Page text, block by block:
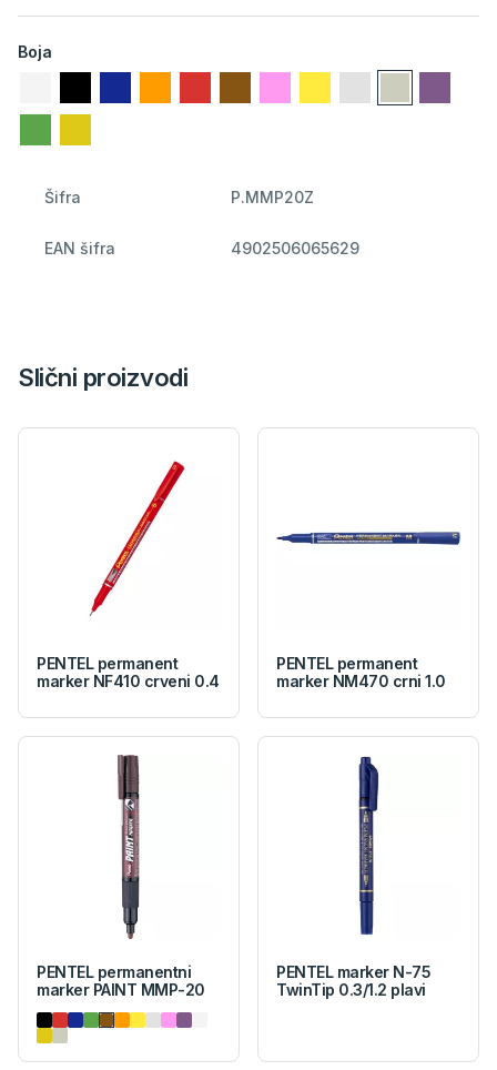
Boja
Šifra P.MMP20Z
EAN šifra 4902506065629
Slični proizvodi
PENTEL permanent
marker NF410 crveni 0.4
PENTEL permanent
marker NM470 crni 1.0
PENTEL permanentni
marker PAINT MMP-20
PENTEL marker N-75
TwinTip 0.3/1.2 plavi